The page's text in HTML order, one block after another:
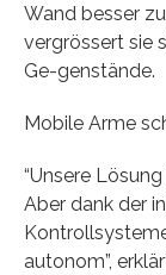
Wand besser
vergrössert sie
Ge-genstände.
Mobile Arme
“Unsere
Aber dank der
autonom”,